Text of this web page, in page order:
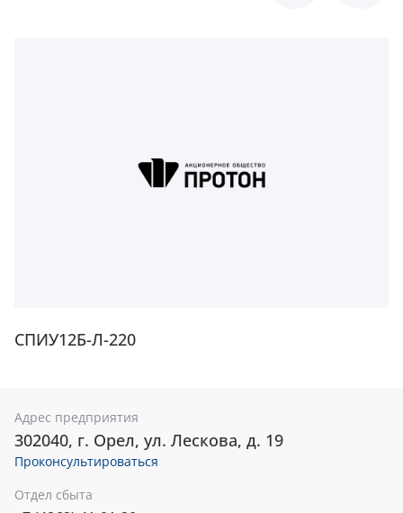
СПИУ12Б-Л-220
Адрес предприятия
302040, г. Орел, ул. Лескова, д. 19
Проконсультироваться
Отдел сбыта